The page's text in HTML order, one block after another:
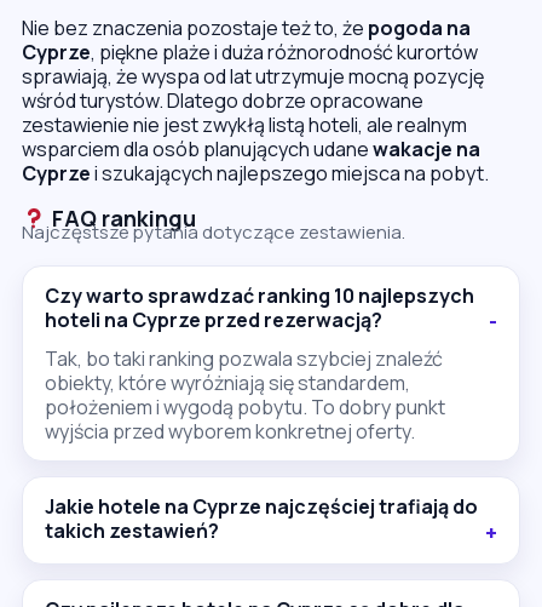
Nie bez znaczenia pozostaje też to, że pogoda na
Cyprze, piękne plaże i duża różnorodność kurortów
sprawiają, że wyspa od lat utrzymuje mocną pozycję
wśród turystów. Dlatego dobrze opracowane
zestawienie nie jest zwykłą listą hoteli, ale realnym
wsparciem dla osób planujących udanewakacje na
Cyprzei szukających najlepszego miejsca na pobyt.
FAQ rankingu
Najczęstsze pytania dotyczące zestawienia.
Czy warto sprawdzać ranking 10 najlepszych
hoteli na Cyprze przed rezerwacją?
Tak, bo taki ranking pozwala szybciej znaleźć
obiekty, które wyróżniają się standardem,
położeniem i wygodą pobytu. To dobry punkt
wyjścia przed wyborem konkretnej oferty.
Jakie hotele na Cyprze najczęściej trafiają do
takich zestawień?